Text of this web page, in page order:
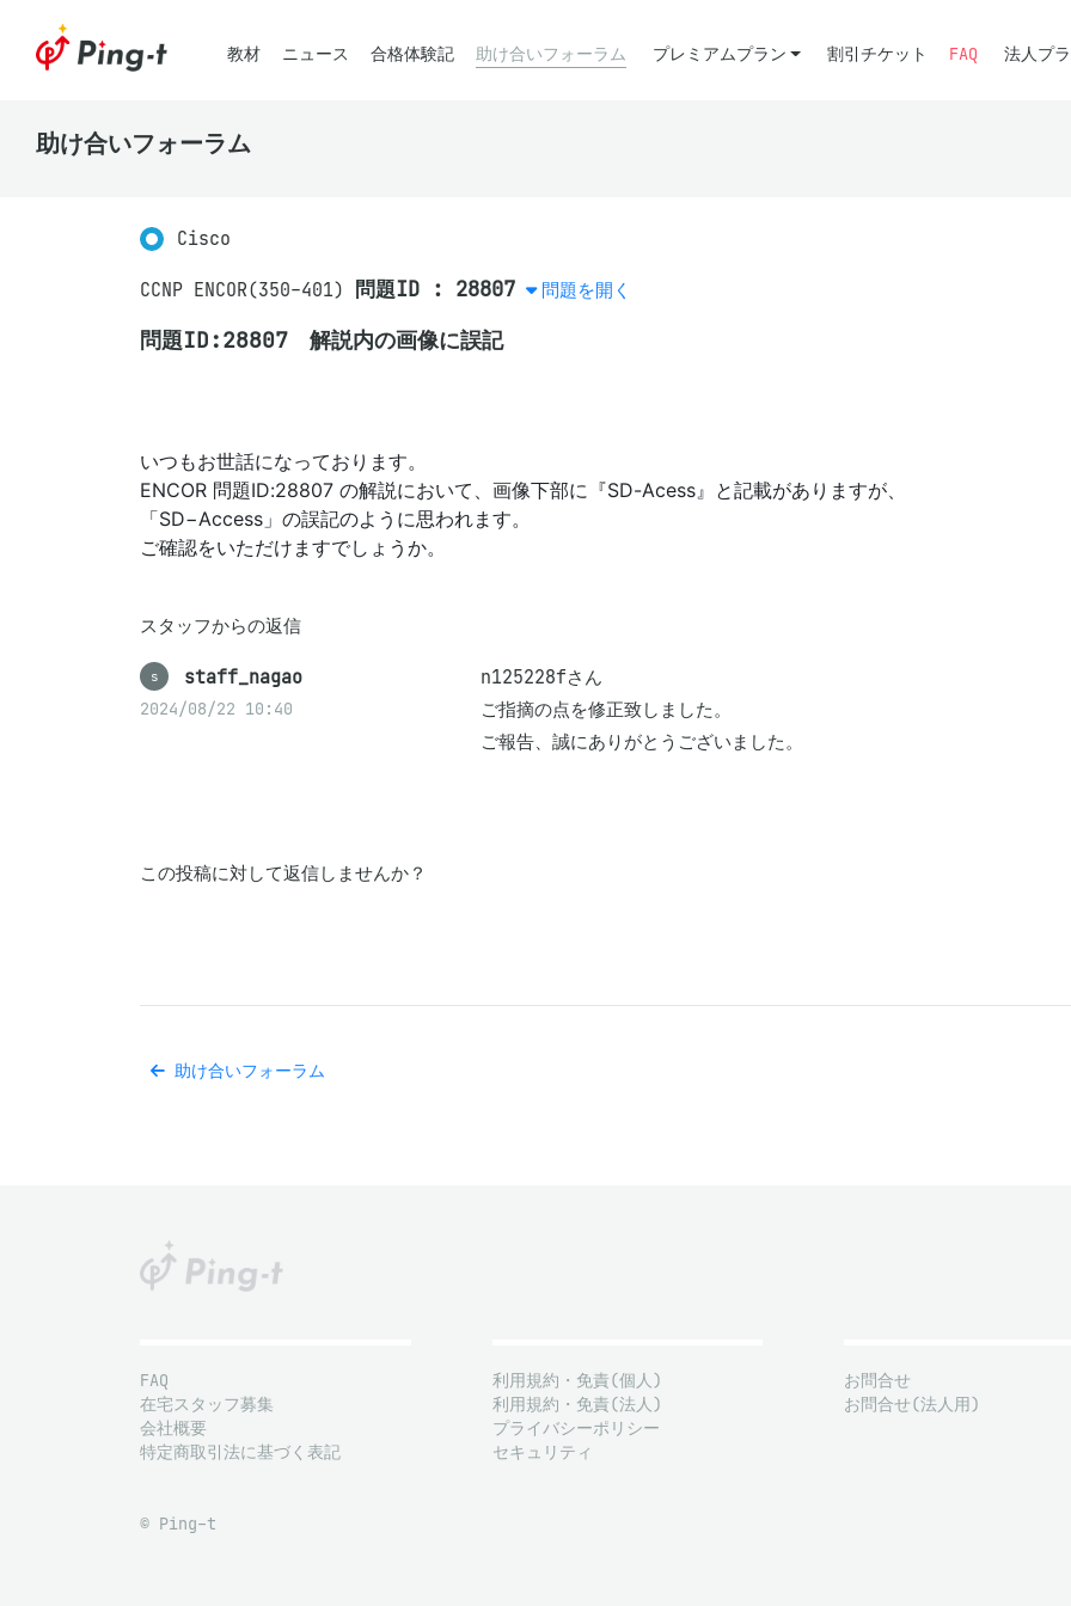
教材 ニュース 合格体験記 助け合いフォーラム プレミアムプラン 割引チケット FAQ 法人プ
助け合いフォーラム
Cisco
CCNP ENCOR(350-401) 問題ID : 28807 問題を開く
問題ID:28807 解説内の画像に誤記
いつもお世話になっております。
ENCOR 問題ID:28807 の解説において、画像下部に『SD-Acess』と記載がありますが、
「SD−Access」の誤記のように思われます。
ご確認をいただけますでしょうか。
スタッフからの返信
s staff_nagao
2024/08/22 10:40
n125228fさん
ご指摘の点を修正致しました。
ご報告、誠にありがとうございました。
この投稿に対して返信しませんか？
助け合いフォーラム
FAQ
在宅スタッフ募集
会社概要
特定商取引法に基づく表記
利用規約・免責(個人)
利用規約・免責(法人)
プライバシーポリシー
セキュリティ
お問合せ
お問合せ(法人用)
© Ping-t